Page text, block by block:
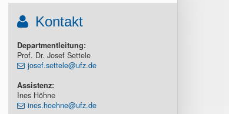
Kontakt
Departmentleitung:
Prof. Dr. Josef Settele
josef.settele@ufz.de
Assistenz:
Ines Höhne
ines.hoehne@ufz.de